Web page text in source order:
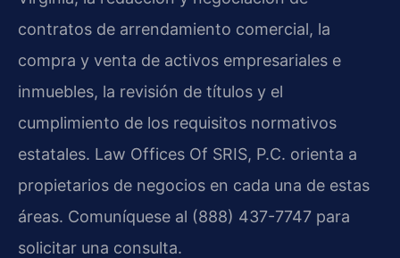
contratos de arrendamiento comercial, la
compra y venta de activos empresariales e
inmuebles, la revisión de títulos y el
cumplimiento de los requisitos normativos
estatales. Law Offices Of SRIS, P.C. orienta a
propietarios de negocios en cada una de estas
áreas. Comuníquese al (888) 437-7747 para
solicitar una consulta.